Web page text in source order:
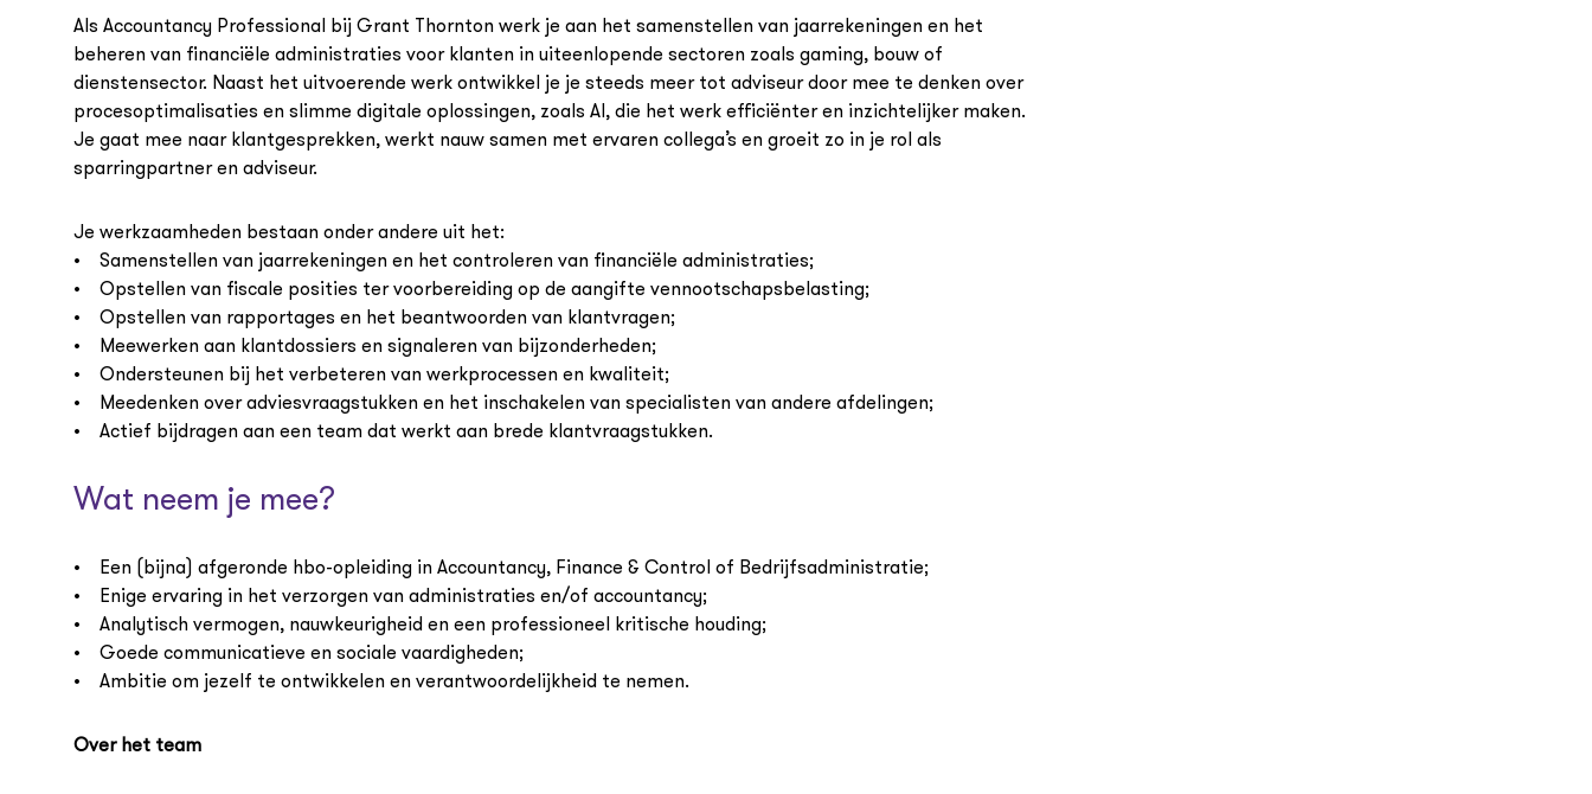
Als Accountancy Professional bij Grant Thornton werk je aan het samenstellen van jaarrekeningen en het
beheren van financiële administraties voor klanten in uiteenlopende sectoren zoals gaming, bouw of
dienstensector. Naast het uitvoerende werk ontwikkel je je steeds meer tot adviseur door mee te denken over
procesoptimalisaties en slimme digitale oplossingen, zoals AI, die het werk efficiënter en inzichtelijker maken.
Je gaat mee naar klantgesprekken, werkt nauw samen met ervaren collega’s en groeit zo in je rol als
sparringpartner en adviseur.
Je werkzaamheden bestaan onder andere uit het:
• Samenstellen van jaarrekeningen en het controleren van financiële administraties;
• Opstellen van fiscale posities ter voorbereiding op de aangifte vennootschapsbelasting;
• Opstellen van rapportages en het beantwoorden van klantvragen;
• Meewerken aan klantdossiers en signaleren van bijzonderheden;
• Ondersteunen bij het verbeteren van werkprocessen en kwaliteit;
• Meedenken over adviesvraagstukken en het inschakelen van specialisten van andere afdelingen;
• Actief bijdragen aan een team dat werkt aan brede klantvraagstukken.
Wat neem je mee?
• Een (bijna) afgeronde hbo-opleiding in Accountancy, Finance & Control of Bedrijfsadministratie;
• Enige ervaring in het verzorgen van administraties en/of accountancy;
• Analytisch vermogen, nauwkeurigheid en een professioneel kritische houding;
• Goede communicatieve en sociale vaardigheden;
• Ambitie om jezelf te ontwikkelen en verantwoordelijkheid te nemen.
Over het team